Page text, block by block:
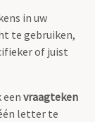
in uw
te gebruiken,
of juist
eenvraagteken
letter te